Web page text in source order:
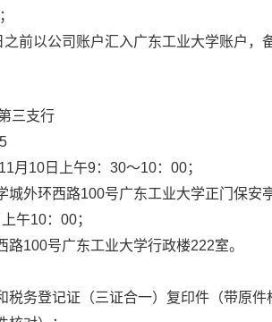
前以公司账户汇入广东工业大学账户，
三支行
月10日上午9：30～10：00；
外环西路100号广东工业大学正门保安亭
午10：00；
100号广东工业大学行政楼222室。
务登记证（三证合一）复印件（带原件